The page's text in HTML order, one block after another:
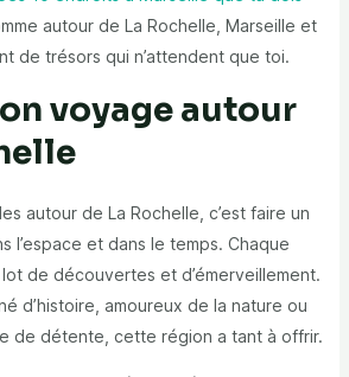
autour de La Rochelle, Marseille et
de trésors qui n’attendent que toi.
voyage autour
autour de La Rochelle, c’est faire un
l’espace et dans le temps. Chaque
de découvertes et d’émerveillement.
d’histoire, amoureux de la nature ou
de détente, cette région a tant à offrir.